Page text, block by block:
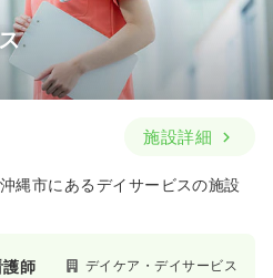
施設詳細
縄市にあるデイサービスの施設
護師 デイケア・デイサービス